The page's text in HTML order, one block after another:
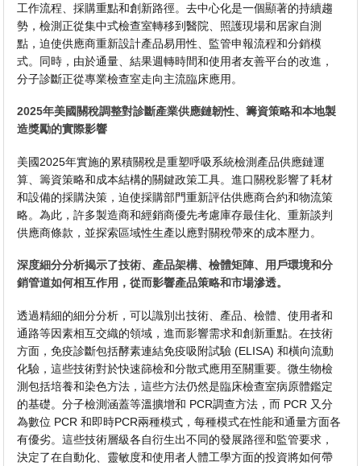
工作流程、採購重點和創新路徑。去中心化是一個顯著的持續趨
勢，檢測正從集中式檢查室轉移到醫院、照護現場和居家自測
點，迫使供應商重新設計產品易用性、監管申報流程和分銷模
式。同時，由於通量、結果週轉時間和使用者友善平台的改進，
分子診斷正從專業檢查室走向主流臨床應用。
2025年美國關稅調整對診斷產業供應鏈韌性、籌資策略和本地製
造獎勵的實際影響
美國2025年實施的累積關稅是重塑呼吸系統檢測產品供應鏈運
算、籌資策略和成本結構的關鍵政策工具。進口關稅影響了耗材
和設備的採購決策，迫使採購部門重新評估供應商合約和物流策
略。為此，許多製造商和經銷商優先考慮庫存最佳化、重新談判
供應商條款，並探索區域性生產以應對關稅帶來的成本壓力。
深度細分分析揭示了技術、產品架構、檢體矩陣、用戶環境和分
銷管道如何相互作用，從而影響產品策略和市場滲透。
透過精細的細分分析，可以識別出技術、產品、檢體、使用者和
通路等因素相互交織的領域，進而影響需求和創新重點。在技​​術
方面，免疫診斷包括酵素連結免疫吸附試驗 (ELISA) 和橫向流動
化驗，這些技術對於快速篩檢和分散式應用至關重要。微生物檢
測包括培養和染色方法，這些方法仍然是臨床檢查室病原體鑑定
的基礎。分子檢測涵蓋等溫擴增和 PCR調查方法，而 PCR 又分
為數位 PCR 和即時PCR兩種模式，每種模式在性能和通量方面各
有優劣。這些技術層級各自衍生出不同的發展路徑和監管要求，
決定了在自動化、靈敏度和使用者人體工學方面的投資將如何帶